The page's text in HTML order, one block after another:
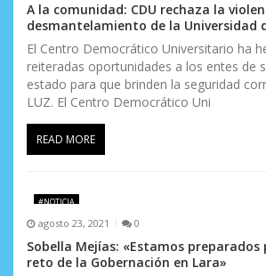
A la comunidad: CDU rechaza la
desmantelamiento de la Universidad
El Centro Democrático Universitario ha
reiteradas oportunidades a los entes de
estado para que brinden la seguridad
LUZ. El Centro Democrático Uni
READ MORE
#NOTICIA
agosto 23, 2021 0
Sobella Mejías: «Estamos
reto de la Gobernación en Lara»